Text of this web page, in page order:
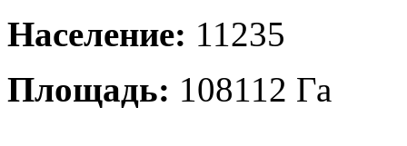
Население: 11235
Площадь: 108112 Га